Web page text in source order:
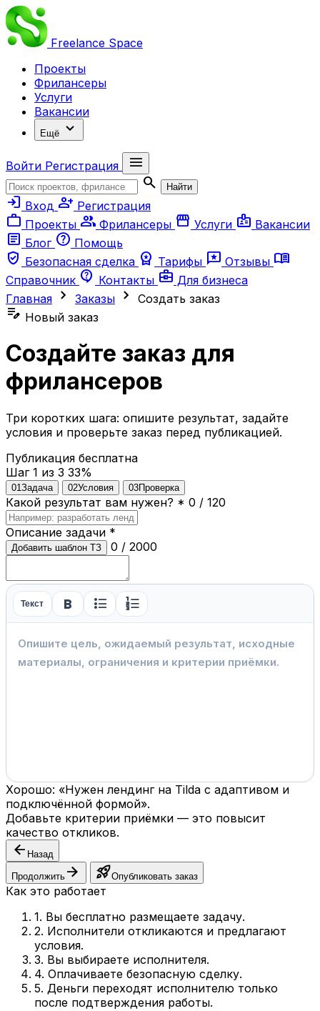
Freelance Space
Проекты
Фрилансеры
Услуги
Вакансии
Ещё expand_more
Войти Регистрация
menu
search
Найти
login Вход person_add Регистрация
work Проекты group Фрилансеры storefront Услуги badge Вакансии
article Блог help Помощь
verified_user Безопасная сделка workspace_premium Тарифы reviews Отзывы menu_book
Справочник contact_support Контакты business_center Для бизнеса
Главная chevron_right Заказы chevron_right Создать заказ
edit_note Новый заказ
Создайте заказ для
фрилансеров
Три коротких шага: опишите результат, задайте
условия и проверьте заказ перед публикацией.
Публикация бесплатна
Шаг 1 из 3 33%
01 Задача 02Условия 03Проверка
Какой результат вам нужен? * 0 / 120
Описание задачи *
Добавить шаблон ТЗ 0 / 2000
Текст format_bold format_list_bulleted format_list_numbered
Хорошо: «Нужен лендинг на Tilda с адаптивом и
подключённой формой».
Добавьте критерии приёмки — это повысит
качество откликов.
arrow_back Назад
Продолжить arrow_forward rocket_launchОпубликовать заказ
Как это работает
1. Вы бесплатно размещаете задачу.
2. Исполнители откликаются и предлагают
условия.
3. Вы выбираете исполнителя.
4. Оплачиваете безопасную сделку.
5. Деньги переходят исполнителю только
после подтверждения работы.